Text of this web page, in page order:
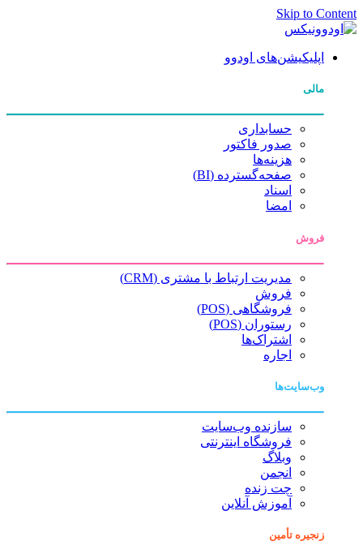
Skip to Content
اپلیکیشن‌های اودوو
مالی
حسابداری
صدور فاکتور
هزینه‌ها
صفحه‌گسترده (BI)
اسناد
امضا
فروش
مدیریت ارتباط با مشتری (CRM)
فروش
فروشگاهی (POS)
رستوران (POS)
اشتراک‌ها
اجاره
وب‌سایت‌ها
سازنده وب‌سایت
فروشگاه اینترنتی
وبلاگ
انجمن
چت زنده
آموزش آنلاین
زنجیره تأمین